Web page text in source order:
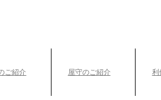
ご紹介 屋守のご紹介 利